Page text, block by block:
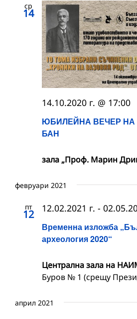
ср
14
ЮБИЛЕЙНА ВЕЧЕР НА
БАН
14.10.2020 г. @ 17:00
зала „Проф. Марин
февруари 2021
пт
12
Временна изложба
археология 2020“
12.02.2021 г. -
Централна зала на
Буров № 1 (срещу
април 2021